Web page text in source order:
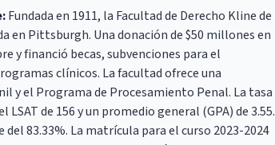
Fundada en 1911, la Facultad de Derecho Kline de
en Pittsburgh. Una donación de $50 millones en
y financió becas, subvenciones para el
clínicos. La facultad ofrece una
y el Programa de Procesamiento Penal. La tasa
de 156 y un promedio general (GPA) de 3.55.
83.33%. La matrícula para el curso 2023-2024